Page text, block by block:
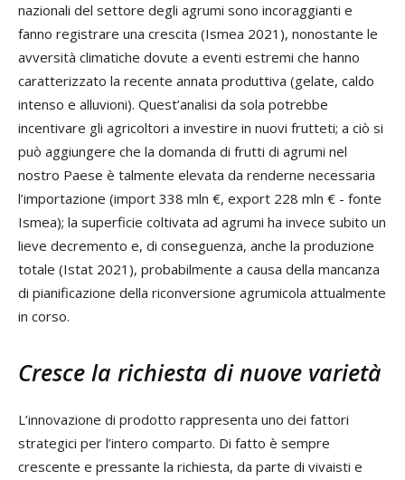
nazionali del settore degli agrumi sono incoraggianti e
fanno registrare una crescita (Ismea 2021), nonostante le
avversità climatiche dovute a eventi estremi che hanno
caratterizzato la recente annata produttiva (gelate, caldo
intenso e alluvioni). Quest’analisi da sola potrebbe
incentivare gli agricoltori a investire in nuovi frutteti; a ciò si
può aggiungere che la domanda di frutti di agrumi nel
nostro Paese è talmente elevata da renderne necessaria
l’importazione (import 338 mln €, export 228 mln € - fonte
Ismea); la superficie coltivata ad agrumi ha invece subito un
lieve decremento e, di conseguenza, anche la produzione
totale (Istat 2021), probabilmente a causa della mancanza
di pianificazione della riconversione agrumicola attualmente
in corso.
Cresce la richiesta di nuove varietà
L’innovazione di prodotto rappresenta uno dei fattori
strategici per l’intero comparto. Di fatto è sempre
crescente e pressante la richiesta, da parte di vivaisti e